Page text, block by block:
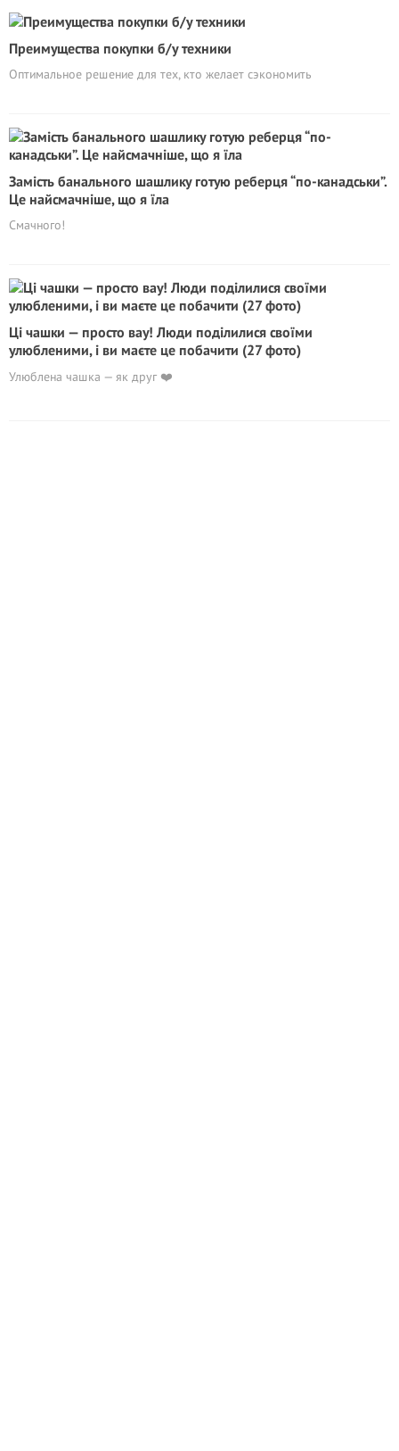
Преимущества покупки б/у техники
Оптимальное решение для тех, кто желает сэкономить
Замість банального шашлику готую реберця “по-канадськи”.
Це найсмачніше, що я їла
Смачного!
Ці чашки — просто вау! Люди поділилися своїми
улюбленими, і ви маєте це побачити (27 фото)
Улюблена чашка — як друг ❤️